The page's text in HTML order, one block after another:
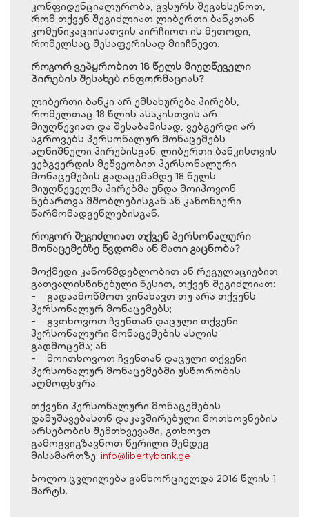
კონფიდენციალურობა, გვსურს შეგახსენოთ,
რომ თქვენ შეგიძლიათ ლიბერთი ბანკთან
კომუნიკაციისათვის აირჩიოთ ის მეთოდი,
რომელსაც შესაფერისად მიიჩნევთ.
როგორ ვეპყრობით 18 წელს მიუღწეველი
პირების შესახებ ინფორმაციას?
ლიბერთი ბანკი არ ემსახურება პირებს,
რომელთაც 18 წლის ასაკისთვის არ
მიუღწევიათ და შესაბამისად, ვებგერდი არ
აგროვებს პერსონალურ მონაცემებს
აღნიშნული პირებისგან. ლიბერთი ბანკისთვის
ვებგვერდის მეშვეობით პერსონალური
მონაცემების გადაცემამდე 18 წელს
მიუღწეველმა პირებმა უნდა მოიპოვონ
ნებართვა მშობლებისგან ან კანონიერი
წარმომადგენლებისგან.
როგორ შეგიძლიათ თქვენ პერსონალური
მონაცემებზე წვდომა ან მათი გაცნობა?
მოქმედი კანონმდებლობით ან რეგულაციებით
გათვალისწინებული წესით, თქვენ შეგიძლიათ:
- გადაამოწმოთ ვინახავთ თუ არა თქვენს
პერსონალურ მონაცემებს;
- გვთხოვოთ ჩვენთან დაცული თქვენი
პერსონალური მონაცემების ასლის
გადმოცემა; ან
- მოითხოვოთ ჩვენთან დაცული თქვენი
პერსონალურ მონაცემებში უსწორობის
აღმოფხვრა.
თქვენი პერსონალური მონაცემების
დამუშავებასთნ დაკავშირებული მოთხოვნების
არსებობის შემთხვევაში, გთხოვთ
გამოგვიგზავნოთ წერილი შემდეგ
მისამართზე: info@libertybank.ge
ბოლო ცვლილება განხორციელდა 2016 წლის 1
მარტს.